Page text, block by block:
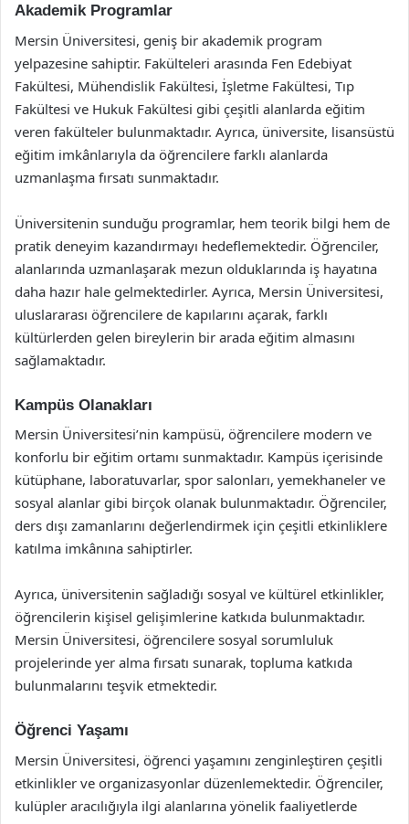
Akademik Programlar
Mersin Üniversitesi, geniş bir akademik program
yelpazesine sahiptir. Fakülteleri arasında Fen Edebiyat
Fakültesi, Mühendislik Fakültesi, İşletme Fakültesi, Tıp
Fakültesi ve Hukuk Fakültesi gibi çeşitli alanlarda eğitim
veren fakülteler bulunmaktadır. Ayrıca, üniversite, lisansüstü
eğitim imkânlarıyla da öğrencilere farklı alanlarda
uzmanlaşma fırsatı sunmaktadır.
Üniversitenin sunduğu programlar, hem teorik bilgi hem de
pratik deneyim kazandırmayı hedeflemektedir. Öğrenciler,
alanlarında uzmanlaşarak mezun olduklarında iş hayatına
daha hazır hale gelmektedirler. Ayrıca, Mersin Üniversitesi,
uluslararası öğrencilere de kapılarını açarak, farklı
kültürlerden gelen bireylerin bir arada eğitim almasını
sağlamaktadır.
Kampüs Olanakları
Mersin Üniversitesi’nin kampüsü, öğrencilere modern ve
konforlu bir eğitim ortamı sunmaktadır. Kampüs içerisinde
kütüphane, laboratuvarlar, spor salonları, yemekhaneler ve
sosyal alanlar gibi birçok olanak bulunmaktadır. Öğrenciler,
ders dışı zamanlarını değerlendirmek için çeşitli etkinliklere
katılma imkânına sahiptirler.
Ayrıca, üniversitenin sağladığı sosyal ve kültürel etkinlikler,
öğrencilerin kişisel gelişimlerine katkıda bulunmaktadır.
Mersin Üniversitesi, öğrencilere sosyal sorumluluk
projelerinde yer alma fırsatı sunarak, topluma katkıda
bulunmalarını teşvik etmektedir.
Öğrenci Yaşamı
Mersin Üniversitesi, öğrenci yaşamını zenginleştiren çeşitli
etkinlikler ve organizasyonlar düzenlemektedir. Öğrenciler,
kulüpler aracılığıyla ilgi alanlarına yönelik faaliyetlerde